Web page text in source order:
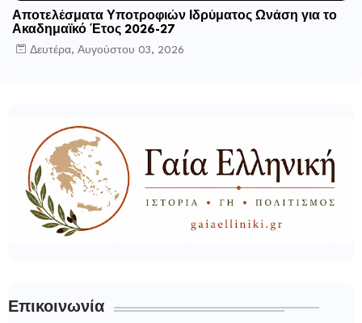
Αποτελέσματα Υποτροφιών Ιδρύματος Ωνάση για το
Ακαδημαϊκό Έτος 2026-27
Δευτέρα, Αυγούστου 03, 2026
Επικοινωνία